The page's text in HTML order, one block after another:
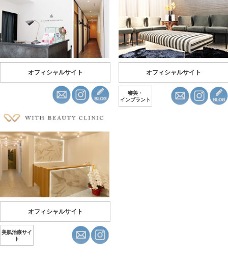
オフィシャルサイト オフィシャルサイト
審美・
インプラント
オフィシャルサイト
美肌治療サイ
ト